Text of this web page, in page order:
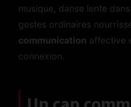
musique, danse lente
gestes ordinaires
communication affective
connexion.